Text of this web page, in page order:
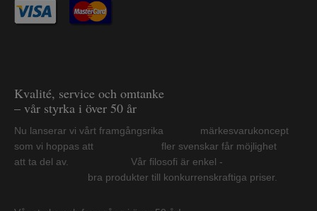
Kvalité, service och omtanke
– vår styrka i över 50 år
Nu lanserar vi vårt framgångsrika märkesvarukoncept
som vi hoppas att fler svenskar får möjlighet
att ta del av. Vår filosofi är enkel -
bra produkter till konkurrenskraftiga priser.